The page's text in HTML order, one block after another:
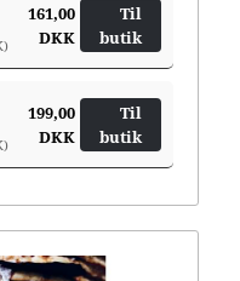
161,00
DKK
Til
butik
199,00
DKK
Til
butik